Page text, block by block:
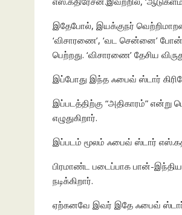
இதேபோல், இயக்குநர்
‘விசாரணை’, ‘வட சென்னை’
பெற்றது. ‘விசாரணை’ தேசிய
இப்போது இந்த ஃபைவ் ஸ்டார்
இப்படத்திற்கு “அதிகாரம்”
எழுதுகிறார்.
இப்படம் மூலம் ஃபைவ் ஸ்டார்
பிரமாண்ட படைப்பாக பான்-
நடிக்கிறார்.
ஏற்கனவே இவர் இதே ஃபைவ் ஸ்டார்